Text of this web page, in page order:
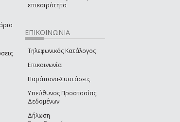
επικαιρότητα
ΕΠΙΚΟΙΝΩΝΙΑ
Τηλεφωνικός Κατάλογος
Επικοινωνία
Παράπονα-Συστάσεις
Υπεύθυνος Προστασίας
Δεδομένων
Δήλωση